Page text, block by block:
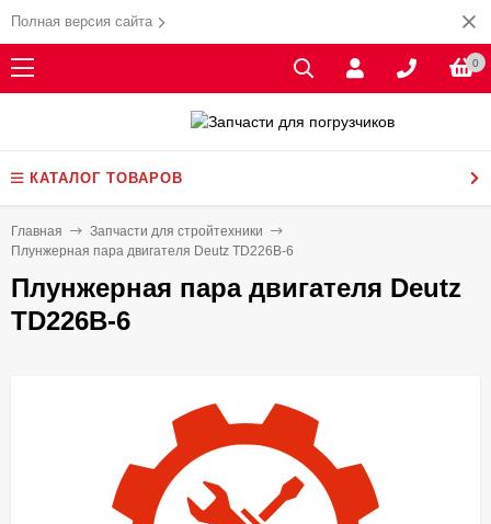
Полная версия сайта
0
КАТАЛОГ ТОВАРОВ
Главная
Запчасти для стройтехники
Плунжерная пара двигателя Deutz TD226B-6
Плунжерная пара двигателя Deutz
TD226B-6